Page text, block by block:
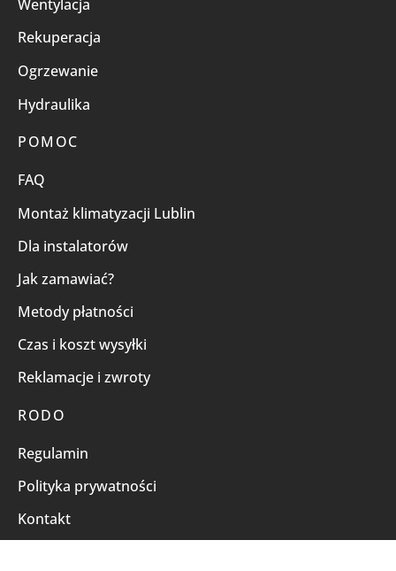
Wentylacja
Rekuperacja
Ogrzewanie
Hydraulika
POMOC
FAQ
Montaż klimatyzacji Lublin
Dla instalatorów
Jak zamawiać?
Metody płatności
Czas i koszt wysyłki
Reklamacje i zwroty
RODO
Regulamin
Polityka prywatności
Kontakt